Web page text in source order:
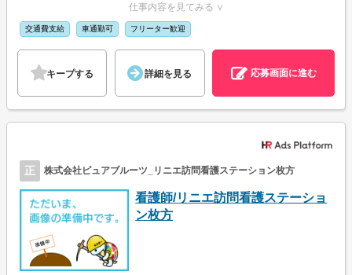
仕事内容を見てみる ∨
交通費支給 車通勤可 フリーター歓迎
キープする 詳細を見る 応募画面に進む
正 株式会社ピュアブルーツ_リニエ訪問看護ステーション枚方
看護師/リニエ訪問看護ステーショ
ン枚方